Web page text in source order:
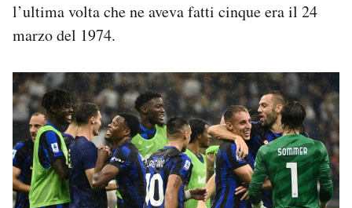
l’ultima volta che ne aveva fatti cinque era il 24
marzo del 1974.